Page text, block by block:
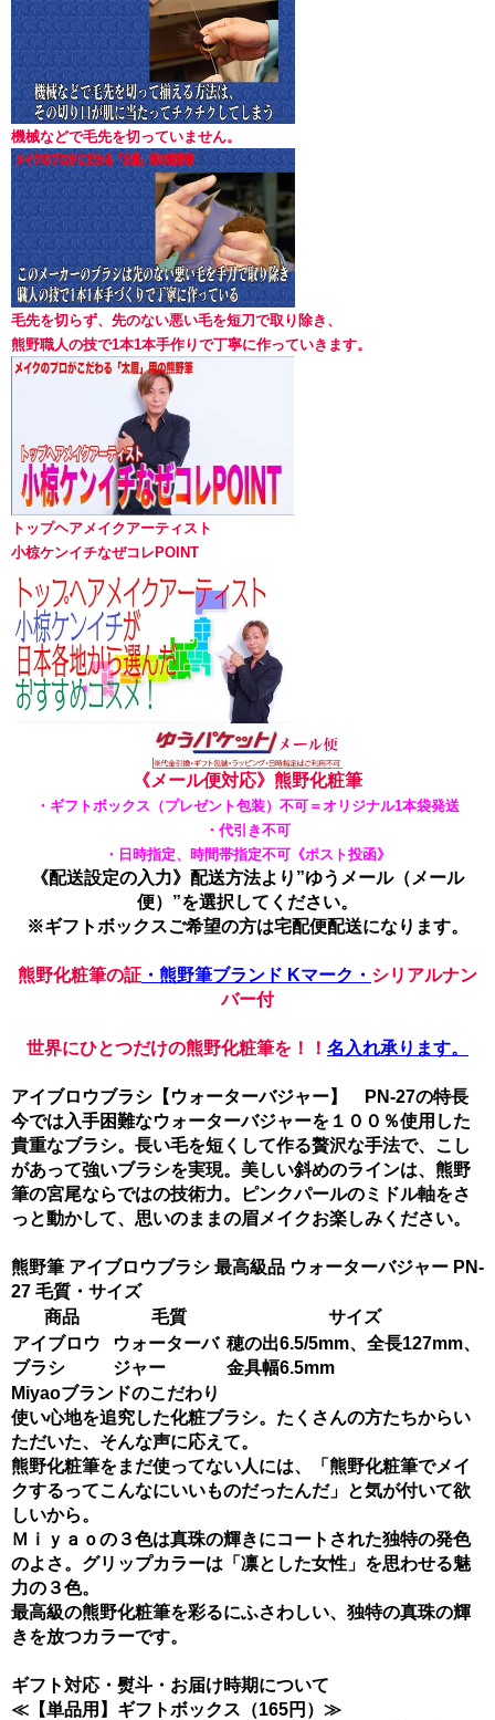
機械などで毛先を切っていません。
毛先を切らず、先のない悪い毛を短刀で取り除き、
熊野職人の技で1本1本手作りで丁寧に作っていきます。
トップヘアメイクアーティスト
小椋ケンイチなぜコレPOINT
《メール便対応》熊野化粧筆
・ギフトボックス（プレゼント包装）不可＝オリジナル1本袋発送
・代引き不可
・日時指定、時間帯指定不可《ポスト投函》
《配送設定の入力》配送方法より”ゆうメール（メール
便）”を選択してください。
※ギフトボックスご希望の方は宅配便配送になります。
熊野化粧筆の証 ・熊野筆ブランド Kマーク・ シリアルナン
バー付
世界にひとつだけの熊野化粧筆を！！ 名入れ承ります。
アイブロウブラシ【ウォーターバジャー】 PN-27の特長
今では入手困難なウォーターバジャーを１００％使用した
貴重なブラシ。長い毛を短くして作る贅沢な手法で、こし
があって強いブラシを実現。美しい斜めのラインは、熊野
筆の宮尾ならではの技術力。ピンクパールのミドル軸をさ
っと動かして、思いのままの眉メイクお楽しみください。
熊野筆 アイブロウブラシ 最高級品 ウォーターバジャー PN-
27 毛質・サイズ
商品
毛質
サイズ
アイブロウ
ブラシ
ウォーターバ
ジャー
穂の出6.5/5mm、全長127mm、
金具幅6.5mm
Miyaoブランドのこだわり
使い心地を追究した化粧ブラシ。たくさんの方たちからい
ただいた、そんな声に応えて。
熊野化粧筆をまだ使ってない人には、「熊野化粧筆でメイ
クするってこんなにいいものだったんだ」と気が付いて欲
しいから。
Ｍｉｙａｏの３色は真珠の輝きにコートされた独特の発色
のよさ。グリップカラーは「凛とした女性」を思わせる魅
力の３色。
最高級の熊野化粧筆を彩るにふさわしい、独特の真珠の輝
きを放つカラーです。
ギフト対応・熨斗・お届け時期について
≪【単品用】ギフトボックス（165円）≫